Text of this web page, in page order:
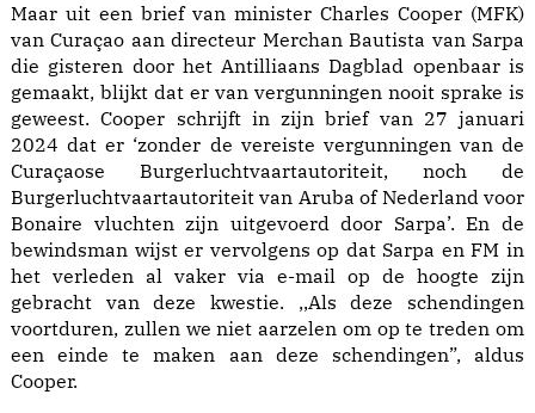
Maar uit een brief van minister Charles Cooper (MFK)
van Curaçao aan directeur Merchan Bautista van Sarpa
die gisteren door het Antilliaans Dagblad openbaar is
gemaakt, blijkt dat er van vergunningen nooit sprake is
geweest. Cooper schrijft in zijn brief van 27 januari
2024 dat er ‘zonder de vereiste vergunningen van de
Curaçaose Burgerluchtvaartautoriteit, noch de
Burgerluchtvaartautoriteit van Aruba of Nederland voor
Bonaire vluchten zijn uitgevoerd door Sarpa’. En de
bewindsman wijst er vervolgens op dat Sarpa en FM in
het verleden al vaker via e-mail op de hoogte zijn
gebracht van deze kwestie. ,,Als deze schendingen
voortduren, zullen we niet aarzelen om op te treden om
een einde te maken aan deze schendingen”, aldus
Cooper.